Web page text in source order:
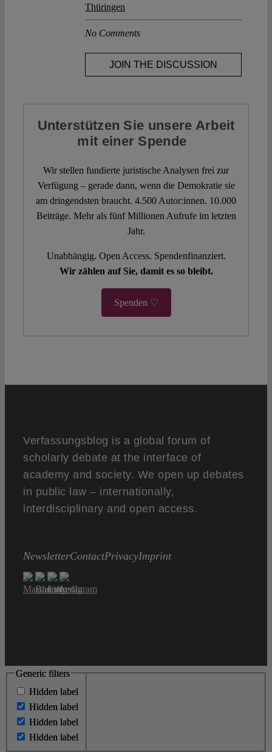
Thüringen
No Comments
JOIN THE DISCUSSION
Unterstützen Sie unsere Arbeit
mit einer Spende
Wir stellen fundierte juristische Analysen frei zur
Verfügung – gerade dann, wenn die Demokratie sie
am dringendsten braucht. 4.500 Autor:innen. 10.000
Beiträge. Mehr als fünf Millionen Aufrufe im letzten
Jahr.
Unabhängig. Open Access. Spendenfinanziert.
Wir zählen auf Sie, damit es so bleibt.
Spenden ♡
Verfassungsblog is a global forum of
scholarly debate at the interface of
academy and society. We open up debates
in public law – internationally,
interdisciplinary and open access.
NewsletterContactPrivacyImprint
Generic filters
Hidden label
Hidden label
Hidden label
Hidden label
Generic filters
Hidden label
Hidden label
Hidden label
Hidden label